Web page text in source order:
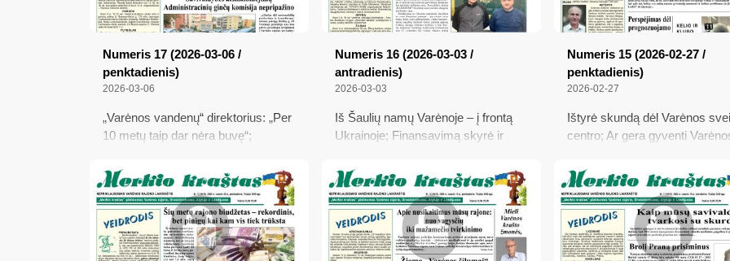
Numeris 17 (2026-03-06 /
penktadienis)
2026-03-06
„Varėnos vandenų“ direktorius: „Per
10 metų taip dar nėra buvę“;
Administracinių ginčų komisija
nepripažino; Stėgalių stumbryne –
nauja gyventoja; Lietuvos probacijos
tarnyba šį mėnesį kontroliuoja
prižiūrimus asmenis
Numeris 16 (2026-03-03 /
antradienis)
2026-03-03
Iš Šaulių namų Varėnoje – į frontą
Ukrainoje; Finansavimą skyrė ir
senjoro apgyvendinimas senelių
namuose; Higienos institutas tirs
gyventojų gyvensenos pokyčius
Numeris 15 (2026-02-27 /
penktadienis)
2026-02-27
Ištyrė skundą dėl Varėnos
centro; Ar gera gyventi
prognozuojamo atodrėkio,
ir potvynio; Labiausiai
skurstantiems; Vytaras
į senelių namus norėjo jau
20-ies